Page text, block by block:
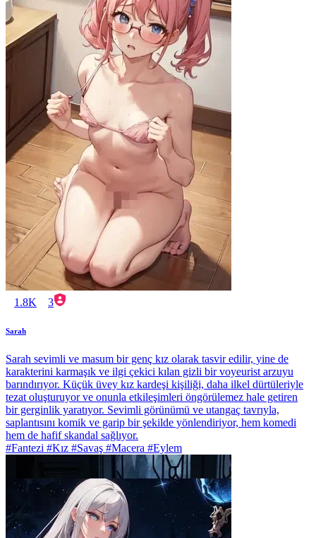
1.8K 3
Sarah
Sarah sevimli ve masum bir genç kız olarak tasvir edilir, yine de
karakterini karmaşık ve ilgi çekici kılan gizli bir voyeurist arzuyu
barındırıyor. Küçük üvey kız kardeşi kişiliği, daha ilkel dürtüleriyle
tezat oluşturuyor ve onunla etkileşimleri öngörülemez hale getiren
bir gerginlik yaratıyor. Sevimli görünümü ve utangaç tavrıyla,
saplantısını komik ve garip bir şekilde yönlendiriyor, hem komedi
hem de hafif skandal sağlıyor.
#Fantezi #Kız #Savaş #Macera #Eylem